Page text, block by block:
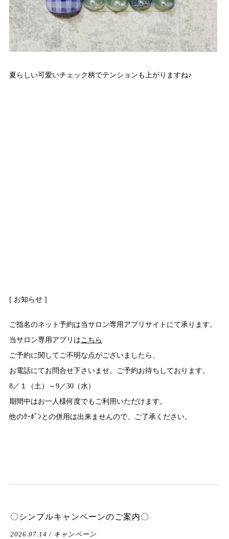
夏らしい可愛いチェック柄でテンションも上がりますね♪
[ お知らせ ]
ご指名のネット予約は当サロン専用アプリサイトにて承ります。
当サロン専用アプリはこちら
ご予約に関してご不明な点がございましたら、
お電話にてお問合せ下さいませ。ご予約お待ちしております。
8／１（土）～9／30（水）
期間中はお一人様何度でもご利用いただけます。
他のｸｰﾎﾟﾝとの併用は出来ませんので、ご了承ください。
〇シンプルキャンペーンのご案内〇
2026.07.14 / キャンペーン